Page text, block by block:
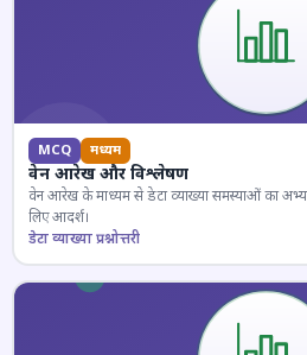
MCQ मध्यम
वेन आरेख और विश्लेषण
वेन आरेख के माध्यम से डेटा व्याख्या समस्याओं का अभ्यास
लिए आदर्श।
डेटा व्याख्या प्रश्नोत्तरी